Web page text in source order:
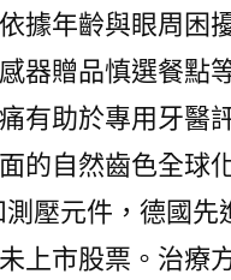
據年齡與眼周困
器贈品慎選餐點
有助於專用牙醫
的自然齒色全球
壓元件，德國先
上市股票。治療